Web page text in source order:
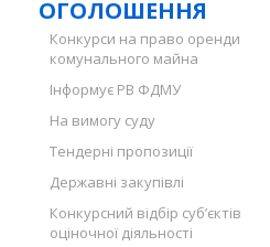
ОГОЛОШЕННЯ
Конкурси на право оренди
комунального майна
Інформує РВ ФДМУ
На вимогу суду
Тендерні пропозиції
Державні закупівлі
Конкурсний відбір суб’єктів
оціночної діяльності